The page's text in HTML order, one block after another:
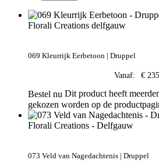
069 Kleurrijk Eerbetoon | Druppel
Vanaf: €
Bestel nu Dit product heeft
gekozen worden op de
073 Veld van Nagedachtenis | Druppel